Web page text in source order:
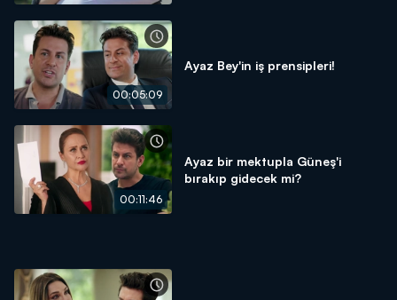
00:05:09
Ayaz Bey'in iş prensipleri!
00:11:46
Ayaz bir mektupla Güneş'i
bırakıp gidecek mi?